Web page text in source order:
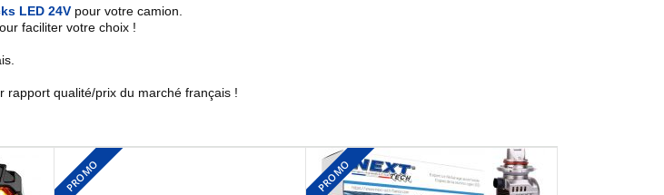
LED 24V pour votre camion.
faciliter votre choix !
rapport qualité/prix du marché français !
PROMO PROMO